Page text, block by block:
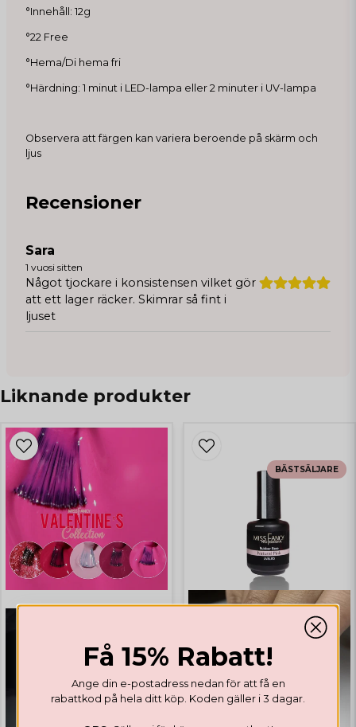
°Innehåll: 12g
°22 Free
°Hema/Di hema fri
°Härdning: 1 minut i LED-lampa eller 2 minuter i UV-lampa
Observera att färgen kan variera beroende på skärm och
ljus
Recensioner
Sara
1 vuosi sitten
Något tjockare i konsistensen vilket gör
att ett lager räcker. Skimrar så fint i
ljuset
Liknande produkter
BÄSTSÄLJARE
Få 15% Rabatt!
Ange din e-postadress nedan för att få en
rabattkod på hela ditt köp. Koden gäller i 3 dagar.